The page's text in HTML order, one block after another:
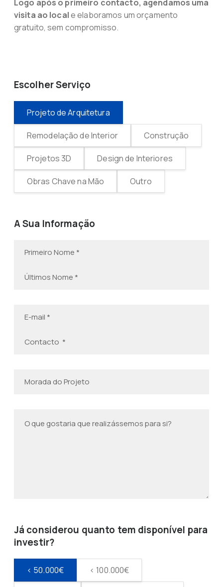
Logo após o primeiro contacto, agendamos uma
visita ao locale elaboramos um orçamento
gratuito, sem compromisso.
Escolher Serviço
Projeto de Arquitetura
Remodelação de Interior Construção
Projetos 3D Design de Interiores
Obras Chave na Mão Outro
A Sua Informação
Já considerou quanto tem disponível para
investir?
< 50.000€ < 100.000€